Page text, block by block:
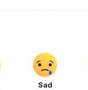
Sad